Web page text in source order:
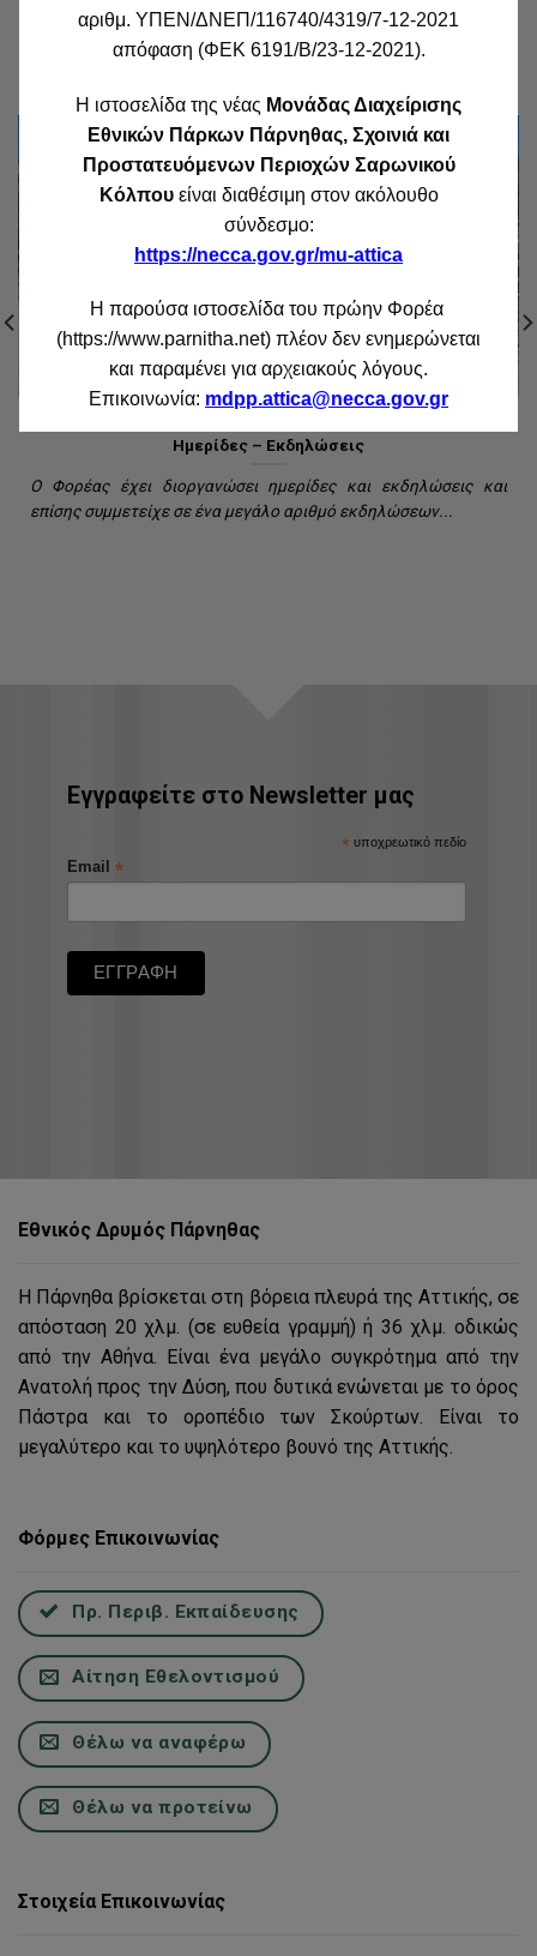
Έργα & Δράσεις του Φορέα Εθνικού
Δρυμού Πάρνηθας
Μαθητικός Διαγωνισμός για τα δάση
Με πρωτοβουλία του Φορέα Διαχείρισης Εθνικού Δρυμού
Πάρνηθας το σχολικό έτος 2011/2012 η Ελλάδα συμμετείχε...
Εγγραφείτε στο Newsletter μας
* υποχρεωτικό πεδίο
Email *
Εθνικός Δρυμός Πάρνηθας
Η Πάρνηθα βρίσκεται στη βόρεια πλευρά της Αττικής, σε
απόσταση 20 χλμ. (σε ευθεία γραμμή) ή 36 χλμ. οδικώς
από την Αθήνα. Είναι ένα μεγάλο συγκρότημα από την
Ανατολή προς την Δύση, που δυτικά ενώνεται με το όρος
Πάστρα και το οροπέδιο των Σκούρτων. Είναι το
μεγαλύτερο και το υψηλότερο βουνό της Αττικής.
Φόρμες Επικοινωνίας
Πρ. Περιβ. Εκπαίδευσης
Αίτηση Εθελοντισμού
Θέλω να αναφέρω
Θέλω να προτείνω
Στοιχεία Επικοινωνίας
αριθμ. ΥΠΕΝ/ΔΝΕΠ/116740/4319/7-12-2021
απόφαση (ΦΕΚ 6191/Β/23-12-2021).
Η ιστοσελίδα της νέας Μονάδας Διαχείρισης
Εθνικών Πάρκων Πάρνηθας, Σχοινιά και
Προστατευόμενων Περιοχών Σαρωνικού
Κόλπου είναι διαθέσιμη στον ακόλουθο
σύνδεσμο:
https://necca.gov.gr/mu-attica
Η παρούσα ιστοσελίδα του πρώην Φορέα
(https://www.parnitha.net) πλέον δεν ενημερώνεται
και παραμένει για αρχειακούς λόγους.
Επικοινωνία: mdpp.attica@necca.gov.gr